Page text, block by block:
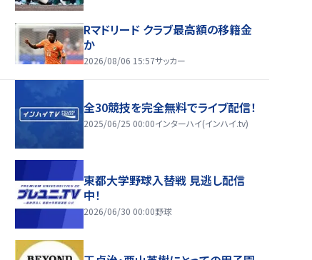
Rマドリード クラブ最高額の移籍金
か
2026/08/06 15:57サッカー
全30競技を完全無料でライブ配信！
2025/06/25 00:00インターハイ(インハイ.tv)
東都大学野球入替戦 見逃し配信
中！
2026/06/30 00:00野球